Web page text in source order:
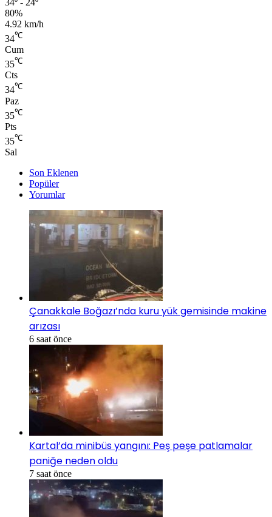
80%
4.92 km/h
34℃
Cum
35℃
Cts
34℃
Paz
35℃
Pts
35℃
Sal
Son Eklenen
Popüler
Yorumlar
Çanakkale Boğazı’nda kuru yük gemisinde makine
arızası
6 saat önce
Kartal’da minibüs yangını: Peş peşe patlamalar
paniğe neden oldu
7 saat önce